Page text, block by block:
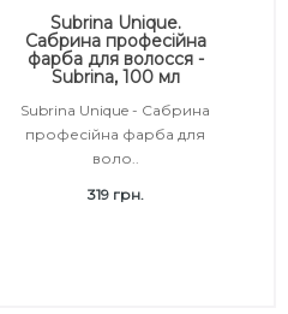
Subrina Unique.
Сабрина професійна
фарба для волосся -
Subrina, 100 мл
Subrina Unique - Сабрина
професійна фарба для
воло..
319 грн.